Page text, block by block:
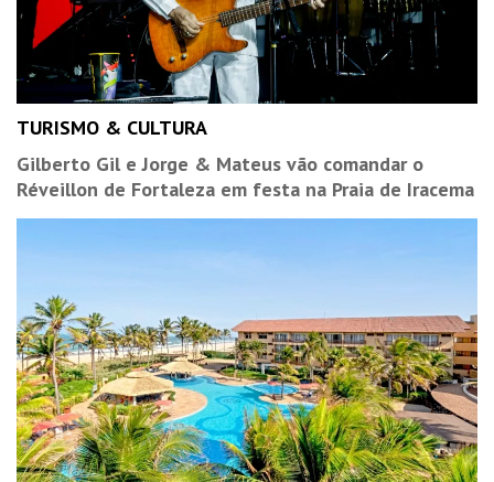
TURISMO & CULTURA
Gilberto Gil e Jorge & Mateus vão comandar o
Réveillon de Fortaleza em festa na Praia de Iracema